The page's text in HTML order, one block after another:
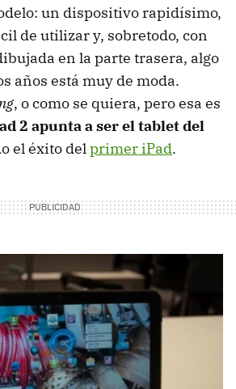
un dispositivo rapidísimo,
de utilizar y, sobretodo, con
en la parte trasera, algo
años está muy de moda.
, o como se quiera, pero esa es
2 apunta a ser el tablet del
el éxito delprimer iPad.